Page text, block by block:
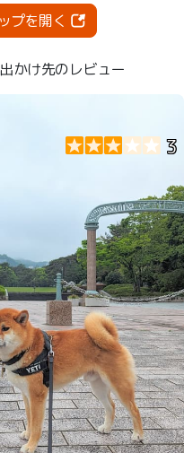
プを開く
かけ先のレビュー
3